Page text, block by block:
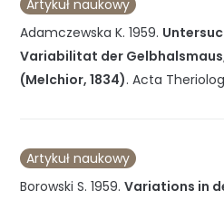
Artykuł naukowy
Adamczewska K. 1959.
Variabilitat der
(Melchior, 1834).Acta
Artykuł naukowy
Borowski S. 1959.Variations in